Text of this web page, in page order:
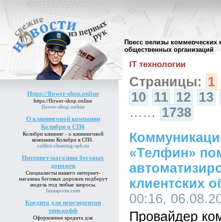
Пресс релизы коммерческих
общественных организаций
Https://flower-shop.online
https://flower-shop.online
flower-shop.online
О клининговой компании
Колибри в СПб
Колибри клининг - о клининговой
компании Колибри в СПб
colibri-cleaning-spb.ru
Интернет-магазина беговых
дорожек
Специалисты нашего интернет-
магазина беговых дорожекподберут
модель под любые запросы.
fazasporta.com
Кредита для нерезидентов
тинькофф
Оформление кредита для
Архив пресс-релизов//
IT технологии
Страницы: 1
10 11 12 13
…… 1738
«Телфин»
клиентских
00:16,
Провайдер